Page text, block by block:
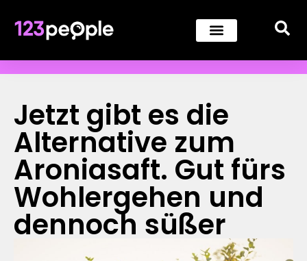
Jetzt gibt es die
Alternative zum
Aroniasaft. Gut fürs
Wohlergehen und
dennoch süßer